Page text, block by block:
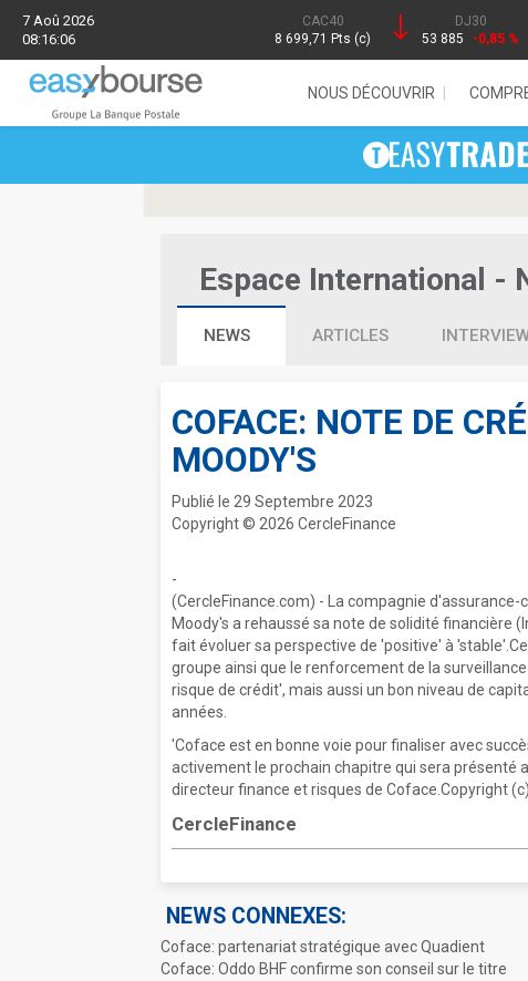
7 Aoû 2026
08:16:06
CAC40
8 699,71 Pts (c)
DJ30
53 885
-0,85 %
NOUS DÉCOUVRIR
Espace International -
NEWS ARTICLES
COFACE: NOTE DE
MOODY'S
Publié le 29 Septembre 2023
Copyright © 2026 CercleFinance
-
(CercleFinance.com) - La compagnie
Moody's a rehaussé sa note de solidité financière
fait évoluer sa perspective de 'positive' à
groupe ainsi que le renforcement de la
risque de crédit', mais aussi un bon niveau de
années.
'Coface est en bonne voie pour finaliser avec
activement le prochain chapitre qui sera présenté
directeur finance et risques de Coface.Copyright
CercleFinance
NEWS CONNEXES:
Coface: partenariat stratégique avec Quadient
Coface: Oddo BHF confirme son conseil sur le titre